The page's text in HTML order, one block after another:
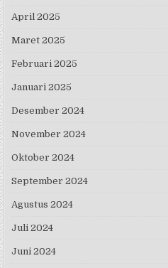
April 2025
Maret 2025
Februari 2025
Januari 2025
Desember 2024
November 2024
Oktober 2024
September 2024
Agustus 2024
Juli 2024
Juni 2024